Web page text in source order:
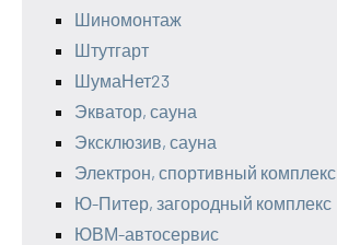
Шиномонтаж
Штутгарт
ШумаНет23
Экватор, сауна
Эксклюзив, сауна
Электрон, спортивный комплекс
Ю-Питер, загородный комплекс
ЮВМ-автосервис